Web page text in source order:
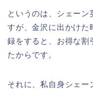
というのは、シェー
すが、金沢に出かけた
録をすると、お得な割
たからです。
それに、私自身シェー